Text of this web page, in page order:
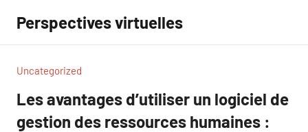
contenu
Perspectives virtuelles
Uncategorized
Les avantages d’utiliser un logiciel de
gestion des ressources humaines :